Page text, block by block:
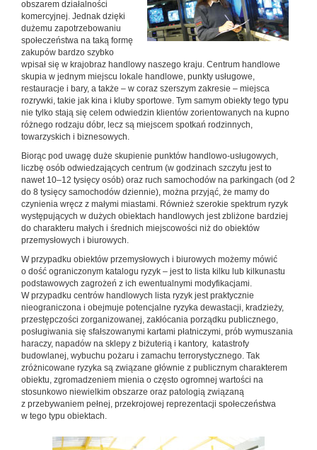
obszarem działalności
komercyjnej. Jednak dzięki
dużemu zapotrzebowaniu
społeczeństwa na taką formę
zakupów bardzo szybko
wpisał się w krajobraz handlowy naszego kraju. Centrum handlowe
skupia w jednym miejscu lokale handlowe, punkty usługowe,
restauracje i bary, a także – w coraz szerszym zakresie – miejsca
rozrywki, takie jak kina i kluby sportowe. Tym samym obiekty tego typu
nie tylko stają się celem odwiedzin klientów zorientowanych na kupno
różnego rodzaju dóbr, lecz są miejscem spotkań rodzinnych,
towarzyskich i biznesowych.
Biorąc pod uwagę duże skupienie punktów handlowo-usługowych,
liczbę osób odwiedzających centrum (w godzinach szczytu jest to
nawet 10–12 tysięcy osób) oraz ruch samochodów na parkingach (od 2
do 8 tysięcy samochodów dziennie), można przyjąć, że mamy do
czynienia wręcz z małymi miastami. Również szerokie spektrum ryzyk
występujących w dużych obiektach handlowych jest zbliżone bardziej
do charakteru małych i średnich miejscowości niż do obiektów
przemysłowych i biurowych.
W przypadku obiektów przemysłowych i biurowych możemy mówić
o dość ograniczonym katalogu ryzyk – jest to lista kilku lub kilkunastu
podstawowych zagrożeń z ich ewentualnymi modyfikacjami.
W przypadku centrów handlowych lista ryzyk jest praktycznie
nieograniczona i obejmuje potencjalne ryzyka dewastacji, kradzieży,
przestępczości zorganizowanej, zakłócania porządku publicznego,
posługiwania się sfałszowanymi kartami płatniczymi, prób wymuszania
haraczy, napadów na sklepy z biżuterią i kantory, katastrofy
budowlanej, wybuchu pożaru i zamachu terrorystycznego. Tak
zróżnicowane ryzyka są związane głównie z publicznym charakterem
obiektu, zgromadzeniem mienia o często ogromnej wartości na
stosunkowo niewielkim obszarze oraz patologią związaną
z przebywaniem pełnej, przekrojowej reprezentacji społeczeństwa
w tego typu obiektach.